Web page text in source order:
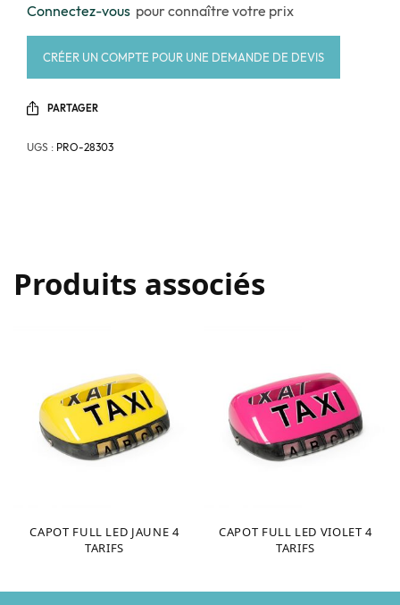
Connectez-vous pour connaître votre prix
CRÉER UN COMPTE POUR UNE DEMANDE DE DEVIS
PARTAGER
UGS : PRO-28303
Produits associés
CAPOT FULL LED JAUNE 4
TARIFS
CAPOT FULL LED VIOLET 4
TARIFS